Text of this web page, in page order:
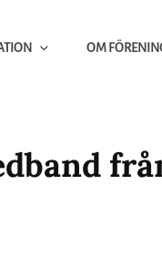
OM